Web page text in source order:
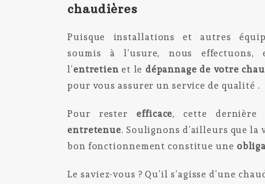
chaudières
Puisque installations et autres
soumis à l’usure, nous
l’entretien et le dépannage de votre
pour vous assurer un service de qualité .
Pour resterefficace, cette dernière
entretenue. Soulignons d’ailleurs que
bon fonctionnement constitue une
Le saviez-vous ? Qu’il s’agisse d’une